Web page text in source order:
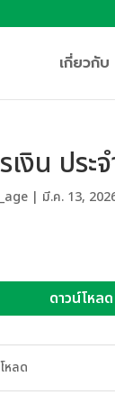
เกี่ยวกับ
เงิน ปร
| มี.ค. 13,
ดาวน์โหลด
หลด